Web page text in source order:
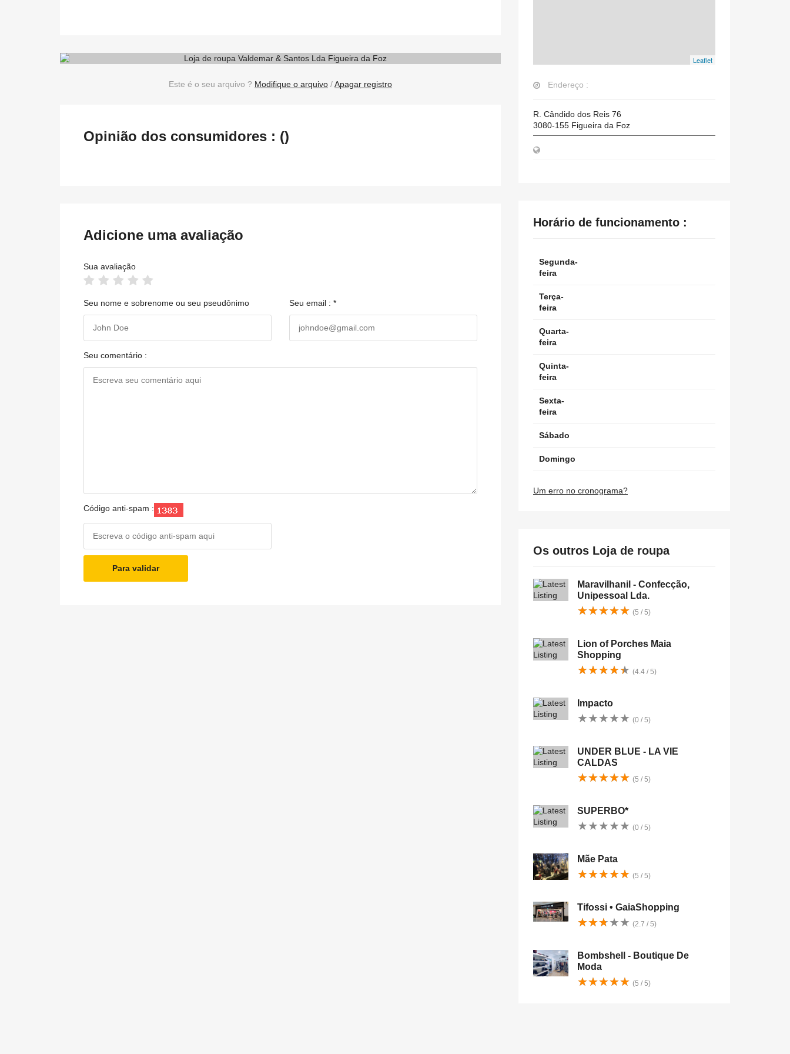
Este é o seu arquivo ? Modifique o arquivo /Apagar registro
Opinião dos consumidores : ()
Adicione uma avaliação
Sua avaliação
Seu nome e sobrenome ou seu pseudônimo Seu email : *
Seu comentário :
Código anti-spam :
Para validar
Leaflet
Endereço :
R. Cândido dos Reis 76
3080-155 Figueira da Foz
Horário de funcionamento :
Segunda-
feira
Terça-
feira
Quarta-
feira
Quinta-
feira
Sexta-
feira
Sábado
Domingo
Um erro no cronograma?
Os outros Loja de roupa
Maravilhanil - Confecção,
Unipessoal Lda.
★★★★★
★★★★★ (5 / 5)
Lion of Porches Maia
Shopping
★★★★★
★★★★★ (4.4 / 5)
Impacto
★★★★★
★★★★★ (0 / 5)
UNDER BLUE - LA VIE
CALDAS
★★★★★
★★★★★ (5 / 5)
SUPERBO*
★★★★★
★★★★★ (0 / 5)
Mãe Pata
★★★★★
★★★★★ (5 / 5)
Tifossi • GaiaShopping
★★★★★
★★★★★ (2.7 / 5)
Bombshell - Boutique De
Moda
★★★★★
★★★★★ (5 / 5)